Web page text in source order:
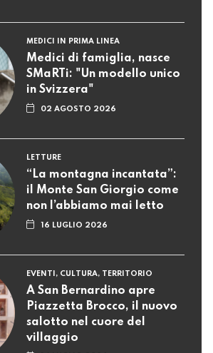
MEDICI IN PRIMA LINEA
Medici di famiglia, nasce
SMaRTi: "Un modello unico
in Svizzera"
02 AGOSTO 2026
LETTURE
“La montagna incantata”:
il Monte San Giorgio come
non l’abbiamo mai letto
16 LUGLIO 2026
EVENTI, CULTURA, TERRITORIO
A San Bernardino apre
Piazzetta Brocco, il nuovo
salotto nel cuore del
villaggio